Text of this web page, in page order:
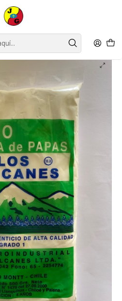
Retiro en Tienda Osorno.
Chuño Los Volcanes ( 5 x 500 G )